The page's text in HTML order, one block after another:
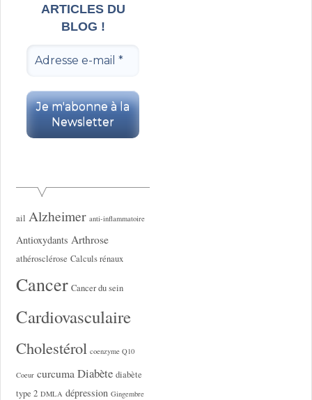
ARTICLES DU
BLOG !
ail Alzheimer anti-inflammatoire
Antioxydants Arthrose
athérosclérose Calculs rénaux
Cancer Cancer du sein
Cardiovasculaire
Cholestérol coenzyme Q10
Coeur curcuma Diabète diabète
type 2 DMLA dépression Gingembre